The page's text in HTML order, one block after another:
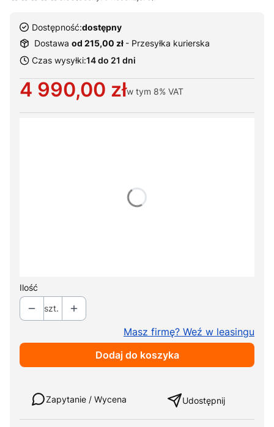
Dostępność:dostępny
Dostawa od 215,00 zł - Przesyłka kurierska
Czas wysyłki:14 do 21 dni
Cena
4 990,00 złw tym 8% VAT
Ilość
szt.
Masz firmę? Weź w leasingu
Dodaj do koszyka
Zapytanie / Wycena Udostępnij